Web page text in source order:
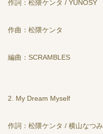
作詞：松隈ケンタ / YUNOSY
作曲：松隈ケンタ
編曲：SCRAMBLES
2. My Dream Myself
作詞：松隈ケンタ / 横山なつみ